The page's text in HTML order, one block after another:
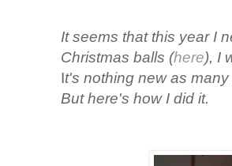
It seems that this year I
Christmas balls (here), I
It's nothing new as
But here's how I did it.